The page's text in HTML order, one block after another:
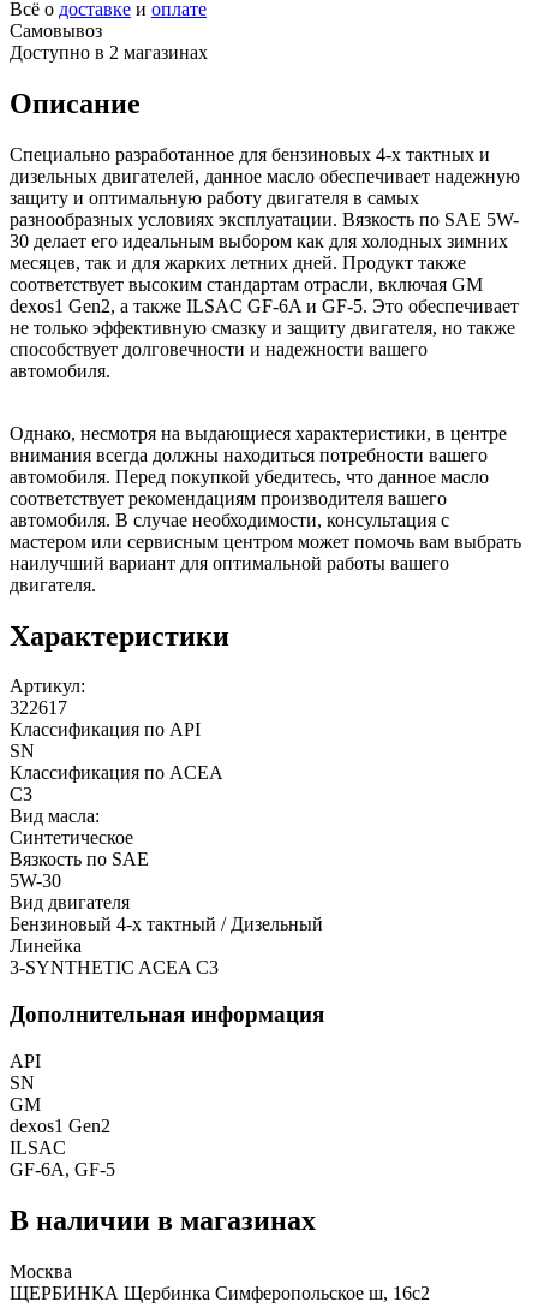
Всё о доставке и оплате
Самовывоз
Доступно в 2 магазинах
Описание
Специально разработанное для бензиновых 4-х тактных и
дизельных двигателей, данное масло обеспечивает надежную
защиту и оптимальную работу двигателя в самых
разнообразных условиях эксплуатации. Вязкость по SAE 5W-
30 делает его идеальным выбором как для холодных зимних
месяцев, так и для жарких летних дней. Продукт также
соответствует высоким стандартам отрасли, включая GM
dexos1 Gen2, а также ILSAC GF-6A и GF-5. Это обеспечивает
не только эффективную смазку и защиту двигателя, но также
способствует долговечности и надежности вашего
автомобиля.
Однако, несмотря на выдающиеся характеристики, в центре
внимания всегда должны находиться потребности вашего
автомобиля. Перед покупкой убедитесь, что данное масло
соответствует рекомендациям производителя вашего
автомобиля. В случае необходимости, консультация с
мастером или сервисным центром может помочь вам выбрать
наилучший вариант для оптимальной работы вашего
двигателя.
Характеристики
Артикул:
322617
Классификация по API
SN
Классификация по ACEA
C3
Вид масла:
Синтетическое
Вязкость по SAE
5W-30
Вид двигателя
Бензиновый 4-х тактный / Дизельный
Линейка
3-SYNTHETIC ACEA C3
Дополнительная информация
API
SN
GM
dexos1 Gen2
ILSAC
GF-6A, GF-5
В наличии в магазинах
Москва
ЩЕРБИНКА Щербинка Симферопольское ш, 16с2